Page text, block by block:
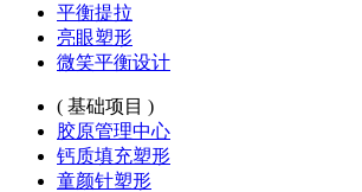
平衡提拉
亮眼塑形
微笑平衡设计
( 基础项目 )
胶原管理中心
钙质填充塑形
童颜针塑形